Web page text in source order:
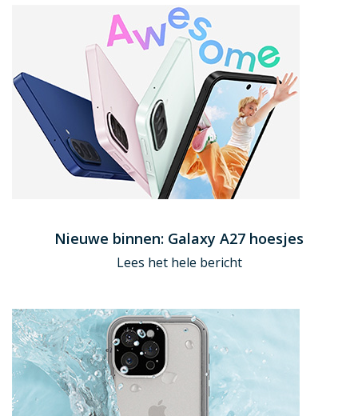
Nieuwe binnen: Galaxy A27 hoesjes
Lees het hele bericht